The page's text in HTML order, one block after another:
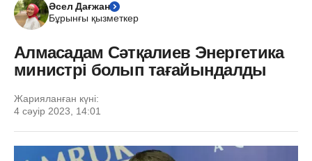
Әсел Дағжан
Бұрынғы қызметкер
Алмасадам Сәтқалиев Энергетика
министрі болып тағайындалды
Жарияланған күні:
4 сәуір 2023, 14:01